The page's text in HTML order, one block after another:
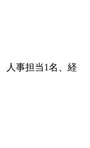
人事担当1名、経